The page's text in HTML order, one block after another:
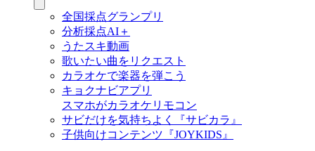
全国採点グランプリ
分析採点AI＋
うたスキ動画
歌いたい曲をリクエスト
カラオケで楽器を弾こう
キョクナビアプリ
スマホがカラオケリモコン
サビだけを気持ちよく『サビカラ』
子供向けコンテンツ『JOYKIDS』